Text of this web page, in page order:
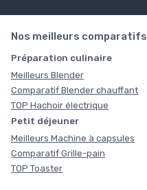
Nos meilleurs comparatifs
Préparation culinaire
Meilleurs Blender
Comparatif Blender chauffant
TOP Hachoir électrique
Petit déjeuner
Meilleurs Machine à capsules
Comparatif Grille-pain
TOP Toaster